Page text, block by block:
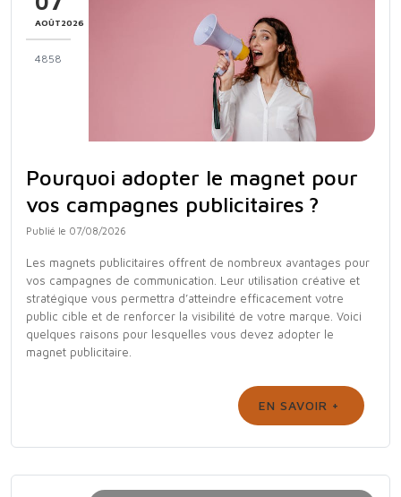
AOÛT2026
4858
Pourquoi adopter le magnet pour
vos campagnes publicitaires ?
Publié le 07/08/2026
Les magnets publicitaires offrent de nombreux avantages pour
vos campagnes de communication. Leur utilisation créative et
stratégique vous permettra d’atteindre efficacement votre
public cible et de renforcer la visibilité de votre marque. Voici
quelques raisons pour lesquelles vous devez adopter le
magnet publicitaire.
EN SAVOIR +